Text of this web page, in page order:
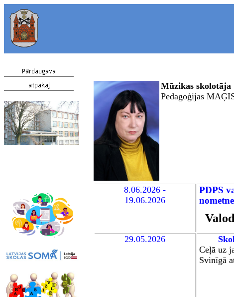
Mūzikas skolotāja
Pedagoģijas
8.06.2026 -
19.06.2026
PDPS
nometne
29.05.2026
Ceļā uz
Svinīgā